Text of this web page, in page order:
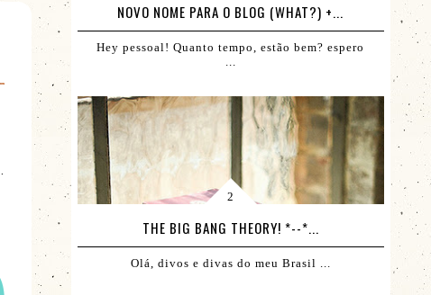
NOVO NOME PARA O BLOG (WHAT?) +...
Hey pessoal! Quanto tempo, estão bem? espero
THE BIG BANG THEORY! *--*...
Olá, divos e divas do meu Brasil ...